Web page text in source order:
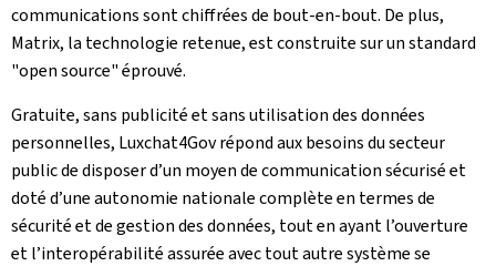
communications sont chiffrées de bout-en-bout. De plus,
Matrix, la technologie retenue, est construite sur un standard
"open source" éprouvé.
Gratuite, sans publicité et sans utilisation des données
personnelles, Luxchat4Gov répond aux besoins du secteur
public de disposer d’un moyen de communication sécurisé et
doté d’une autonomie nationale complète en termes de
sécurité et de gestion des données, tout en ayant l’ouverture
et l’interopérabilité assurée avec tout autre système se